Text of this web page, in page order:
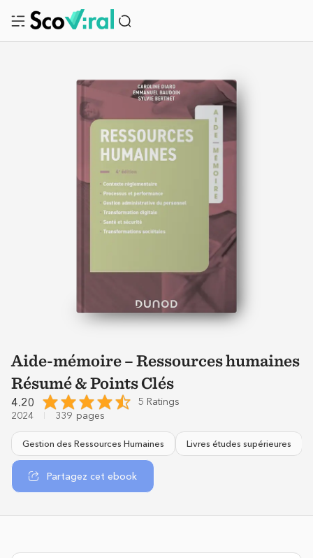
Aide-mémoire – Ressources humaines
Résumé & Points Clés
4.20
5 Ratings
2024
339 pages
Gestion des Ressources Humaines Livres études supérieures
Partagez cet ebook